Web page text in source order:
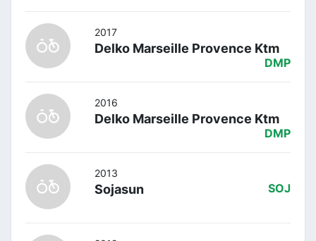
2017
Delko Marseille Provence Ktm
DMP
2016
Delko Marseille Provence Ktm
DMP
2013
Sojasun SOJ